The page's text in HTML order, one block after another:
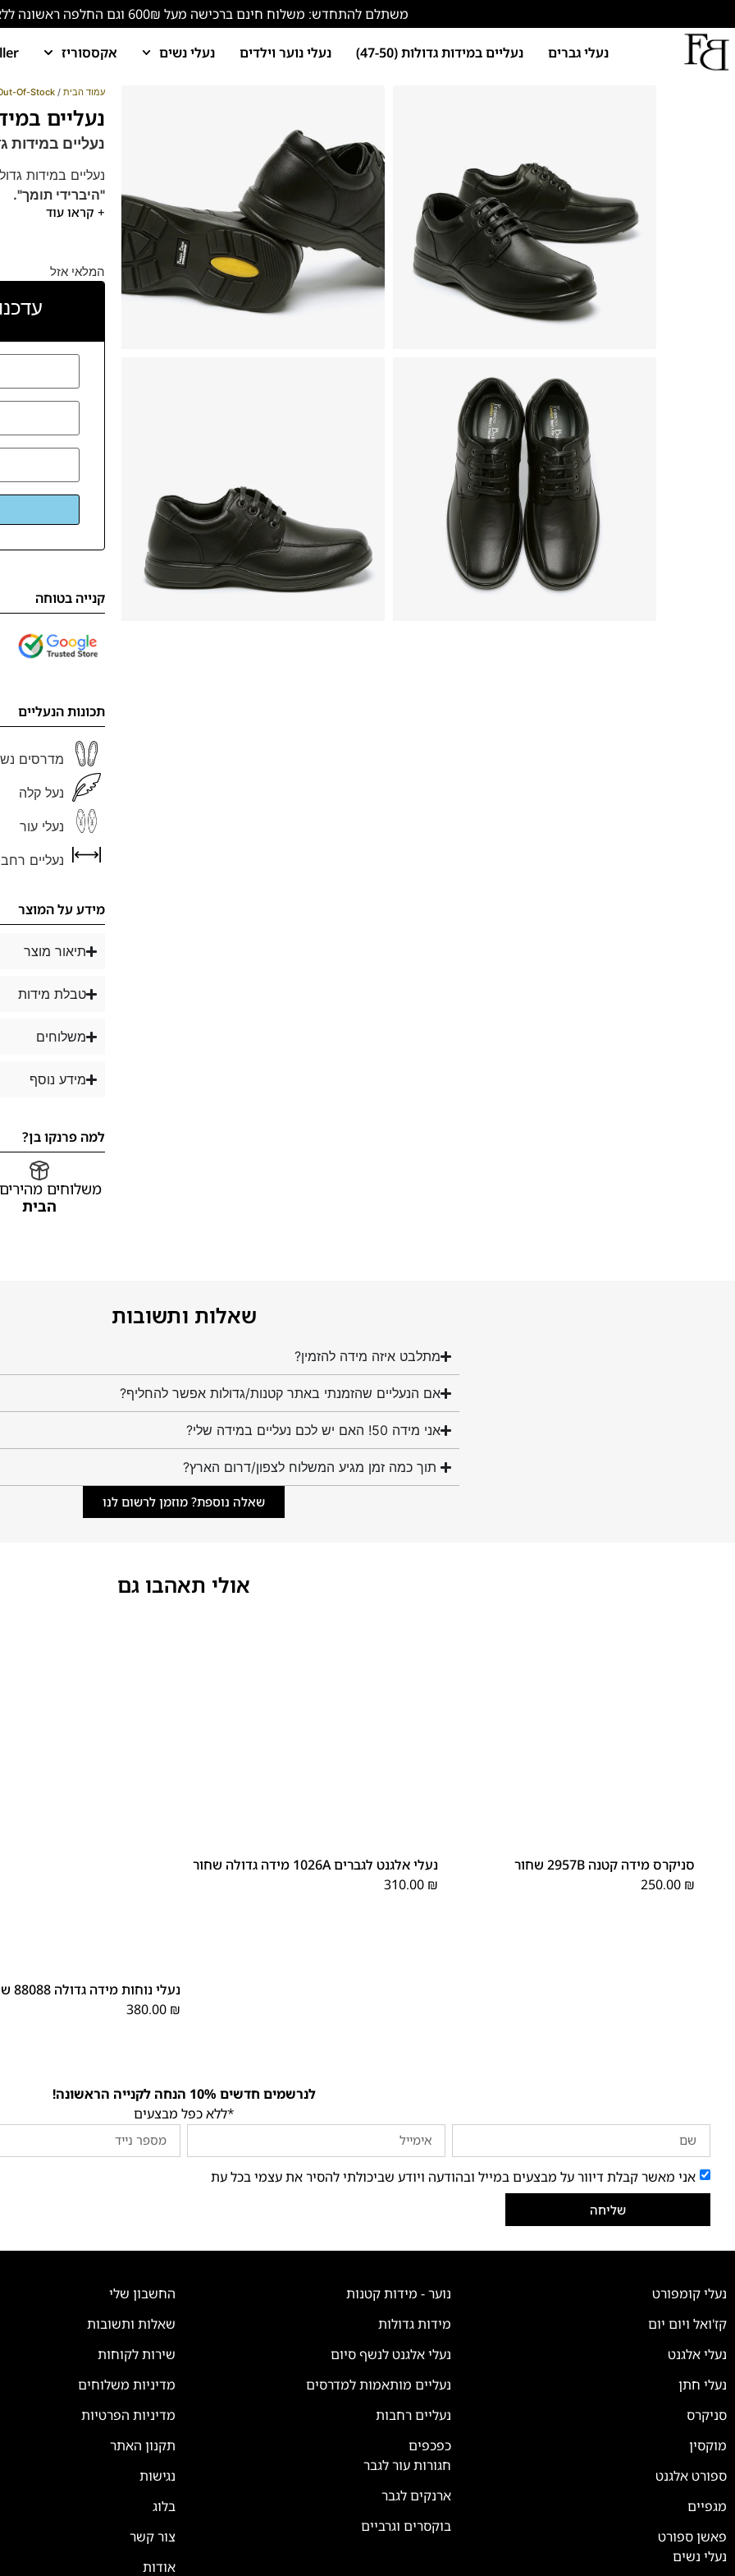
משתלם להתחדש: משלוח חינם ברכישה מעל 600₪ וגם החלפה ראשונה ללא עלות!
נעלי גברים נעליים במידות גדולות (47-50) נעלי נוער וילדים נעלי נשים אקססוריז
עמוד הבית /
Of-Stock
נעליים במידות
נעליים במידות
נעליים במידות
"היברידי תומך".
נעלים רחבות
+ קראו עוד
המלאי אזל
קנייה בטוחה
תכונות הנעליים
מדרסים
נעל קלה
נעלי עור
נעליים
מידע על המוצר
תיאור מוצר
טבלת מידות
משלוחים
מידע נוסף
למה פרנקו בן?
משלוחים
הבית
שאלות ותשובות
מתלבט איזה מידה להזמין?
אם הנעליים שהזמנתי באתר קטנות/גדולות אפשר להחליף?
אני מידה 50! האם יש לכם נעליים במידה שלי?
תוך כמה זמן מגיע המשלוח לצפון/דרום הארץ?
שאלה נוספת? מוזמן לרשום לנו
אולי תאהבו גם
סניקרס מידה קטנה 2957B שחור
250.00 ₪
נעלי אלגנט לגברים 1026A מידה גדולה שחור
310.00 ₪
נעלי נוחות מידה גדולה 88088 שחור
380.00 ₪
לנרשמים חדשים 10% הנחה לקנייה הראשונה!
*ללא כפל מבצעים
אני מאשר קבלת דיוור על מבצעים במייל ובהודעה ויודע שביכולתי להסיר את עצמי בכל עת
שליחה
נעלי קומפורט
קז'ואל ויום יום
נעלי אלגנט
נעלי חתן
סניקרס
מוקסין
ספורט אלגנט
מגפיים
פאשן ספורט
נעלי נשים
נוער - מידות קטנות
מידות גדולות
נעלי אלגנט לנשף סיום
נעליים מותאמות למדרסים
נעליים רחבות
כפכפים
חגורות עור לגבר
ארנקים לגבר
בוקסרים וגרביים
החשבון שלי
שאלות ותשובות
שירות לקוחות
מדיניות משלוחים
מדיניות הפרטיות
תקנון האתר
נגישות
בלוג
צור קשר
אודות
💬